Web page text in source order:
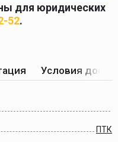
для юридических
52.
Условия
ПТК